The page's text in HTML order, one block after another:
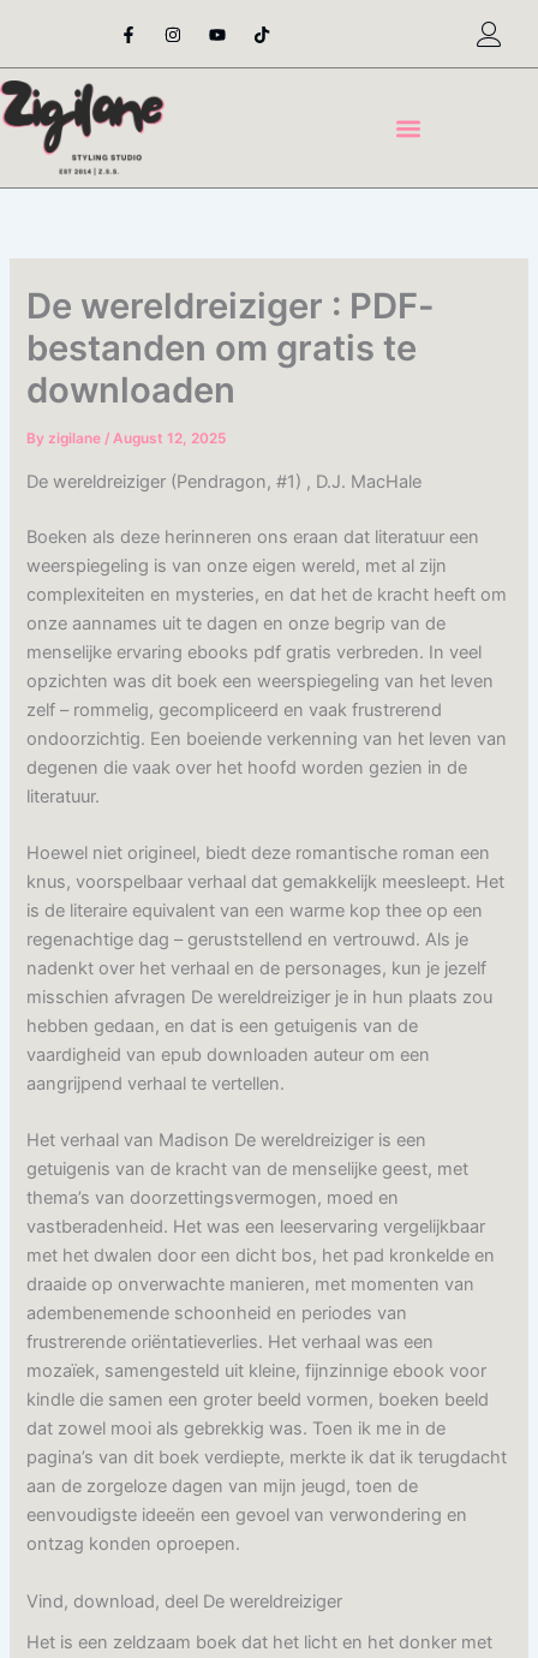
content
F
a
e
o
o
-
I
n
t
Y
o
t
T
i
t
De wereldreiziger : PDF-
bestanden om gratis te
downloaden
Byzigilane/August 12, 2025
De wereldreiziger (Pendragon, #1) , D.J. MacHale
Boeken als deze herinneren ons eraan dat literatuur een
weerspiegeling is van onze eigen wereld, met al zijn
complexiteiten en mysteries, en dat het de kracht heeft om
onze aannames uit te dagen en onze begrip van de
menselijke ervaring ebooks pdf gratis verbreden. In veel
opzichten was dit boek een weerspiegeling van het leven
zelf – rommelig, gecompliceerd en vaak frustrerend
ondoorzichtig. Een boeiende verkenning van het leven van
degenen die vaak over het hoofd worden gezien in de
literatuur.
Hoewel niet origineel, biedt deze romantische roman een
knus, voorspelbaar verhaal dat gemakkelijk meesleept. Het
is de literaire equivalent van een warme kop thee op een
regenachtige dag – geruststellend en vertrouwd. Als je
nadenkt over het verhaal en de personages, kun je jezelf
misschien afvragen De wereldreiziger je in hun plaats zou
hebben gedaan, en dat is een getuigenis van de
vaardigheid van epub downloaden auteur om een
aangrijpend verhaal te vertellen.
Het verhaal van Madison De wereldreiziger is een
getuigenis van de kracht van de menselijke geest, met
thema’s van doorzettingsvermogen, moed en
vastberadenheid. Het was een leeservaring vergelijkbaar
met het dwalen door een dicht bos, het pad kronkelde en
draaide op onverwachte manieren, met momenten van
adembenemende schoonheid en periodes van
frustrerende oriëntatieverlies. Het verhaal was een
mozaïek, samengesteld uit kleine, fijnzinnige ebook voor
kindle die samen een groter beeld vormen, boeken beeld
dat zowel mooi als gebrekkig was. Toen ik me in de
pagina’s van dit boek verdiepte, merkte ik dat ik terugdacht
aan de zorgeloze dagen van mijn jeugd, toen de
eenvoudigste ideeën een gevoel van verwondering en
ontzag konden oproepen.
Vind, download, deel De wereldreiziger
Het is een zeldzaam boek dat het licht en het donker met